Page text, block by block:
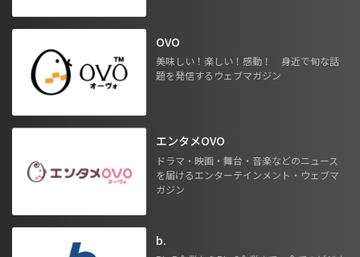
OVO
美味しい！楽しい！感動！ 身近で旬な話
題を発信するウェブマガジン
エンタメOVO
ドラマ・映画・舞台・音楽などのニュース
を届けるエンターテインメント・ウェブマ
ガジン
b.